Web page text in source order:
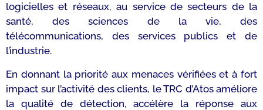
logicielles et réseaux, au service de secteurs de la
santé, des sciences de la vie, des
télécommunications, des services publics et de
l’industrie.
En donnant la priorité aux menaces vérifiées et à fort
impact sur l’activité des clients, le TRC d’Atos améliore
la qualité de détection, accélère la réponse aux